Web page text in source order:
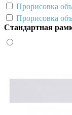
Прорисовка
Прорисовка
Стандартная